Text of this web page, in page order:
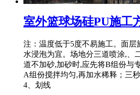
室外篮球场硅PU施工
注：温度低于5度不易施工。面层
水浸泡为宜。场地分三道喷涂,、
道不加砂,加砂时,应先将B组份与
A组份搅拌均匀,再加水稀释；三
4、划线